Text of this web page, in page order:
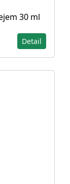
30 ml
Detail